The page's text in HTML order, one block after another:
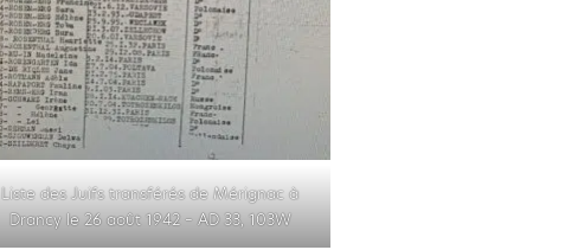
Liste des Juifs transférés de Mérignac à
Drancy le 26 août 1942 – AD 33, 103W